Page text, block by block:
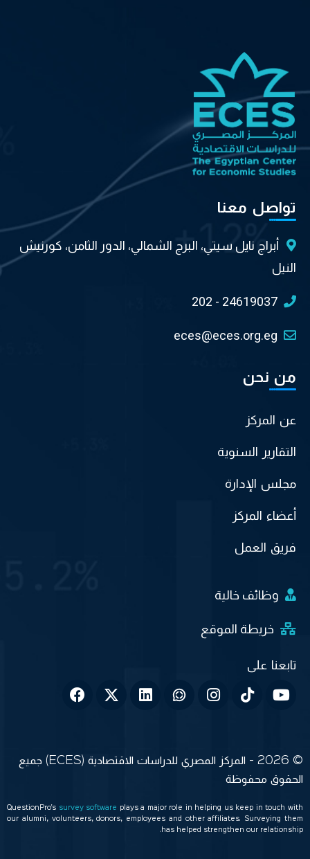
تواصل معنا
أبراج نايل سيتي، البرج الشمالي، الدور الثامن، كورنيش
النيل
202 - 24619037
eces@eces.org.eg
من نحن
عن المركز
التقارير السنوية
مجلس الإدارة
أعضاء المركز
فريق العمل
وظائف خالية
خريطة الموقع
© 2026 - المركز المصري للدراسات الاقتصادية (ECES) جميع
الحقوق محفوظة
QuestionPro’s survey software
plays a major role in helping us keep in touch with
our alumni, volunteers, donors, employees and other affiliates. Surveying them
has helped strengthen our relationship.